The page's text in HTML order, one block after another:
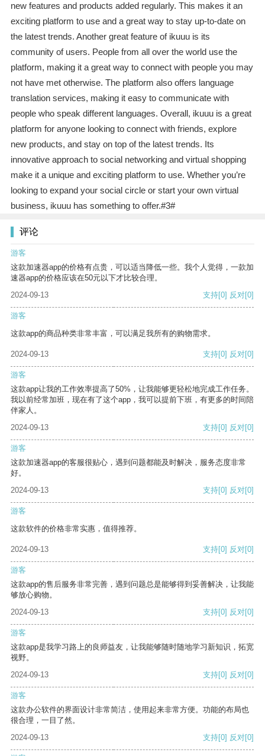
new features and products added regularly. This makes it an
exciting platform to use and a great way to stay up-to-date on
the latest trends. Another great feature of ikuuu is its
community of users. People from all over the world use the
platform, making it a great way to connect with people you may
not have met otherwise. The platform also offers language
translation services, making it easy to communicate with
people who speak different languages. Overall, ikuuu is a great
platform for anyone looking to connect with friends, explore
new products, and stay on top of the latest trends. Its
innovative approach to social networking and virtual shopping
make it a unique and exciting platform to use. Whether you’re
looking to expand your social circle or start your own virtual
business, ikuuu has something to offer.#3#
评论
游客
这款加速器app的价格有点贵，可以适当降低一些。我个人觉得，一款加
速器app的价格应该在50元以下才比较合理。
2024-09-13
支持[0] 反对[0]
游客
这款app的商品种类非常丰富，可以满足我所有的购物需求。
2024-09-13 支持[0] 反对[0]
游客
这款app让我的工作效率提高了50%，让我能够更轻松地完成工作任务。
我以前经常加班，现在有了这个app，我可以提前下班，有更多的时间陪
伴家人。
2024-09-13
支持[0] 反对[0]
游客
这款加速器app的客服很贴心，遇到问题都能及时解决，服务态度非常
好。
2024-09-13
支持[0] 反对[0]
游客
这款软件的价格非常实惠，值得推荐。
2024-09-13 支持[0] 反对[0]
游客
这款app的售后服务非常完善，遇到问题总是能够得到妥善解决，让我能
够放心购物。
2024-09-13
支持[0] 反对[0]
游客
这款app是我学习路上的良师益友，让我能够随时随地学习新知识，拓宽
视野。
2024-09-13
支持[0] 反对[0]
游客
这款办公软件的界面设计非常简洁，使用起来非常方便。功能的布局也
很合理，一目了然。
2024-09-13
支持[0] 反对[0]